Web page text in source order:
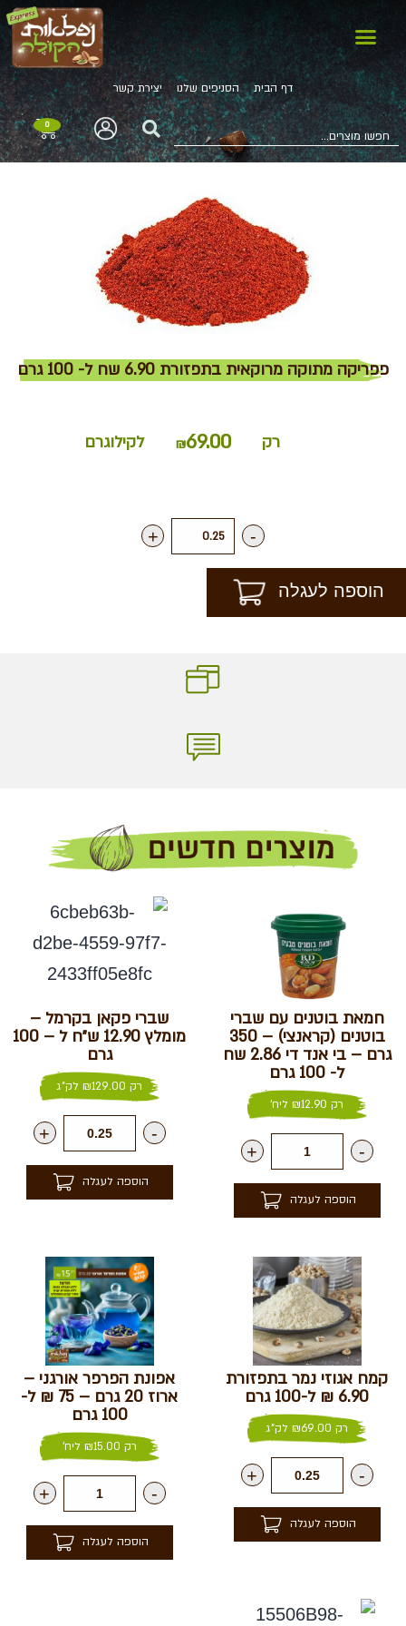
דף הבית הסניפים שלנו יצירת קשר
0
פפריקה מתוקה מרוקאית בתפזורת 6.90 שח ל- 100 גרם
רק ₪69.00 לקילוגרם
-
+
הוספה לעגלה
חמאת בוטנים עם שברי
בוטנים (קראנצי) – 350
גרם – בי אנד די 2.86 שח
ל- 100 גרם
רק ₪12.90 ליח'
-
+
הוספה לעגלה
שברי פקאן בקרמל –
מומלץ 12.90 ש״ח ל – 100
גרם
רק ₪129.00 לק"ג
-
+
הוספה לעגלה
קמח אגוזי נמר בתפזורת
6.90 ₪ ל-100 גרם
רק ₪69.00 לק"ג
-
+
הוספה לעגלה
אפונת הפרפר אורגני –
ארוז 20 גרם – 75 ₪ ל-
100 גרם
רק ₪15.00 ליח'
-
+
הוספה לעגלה